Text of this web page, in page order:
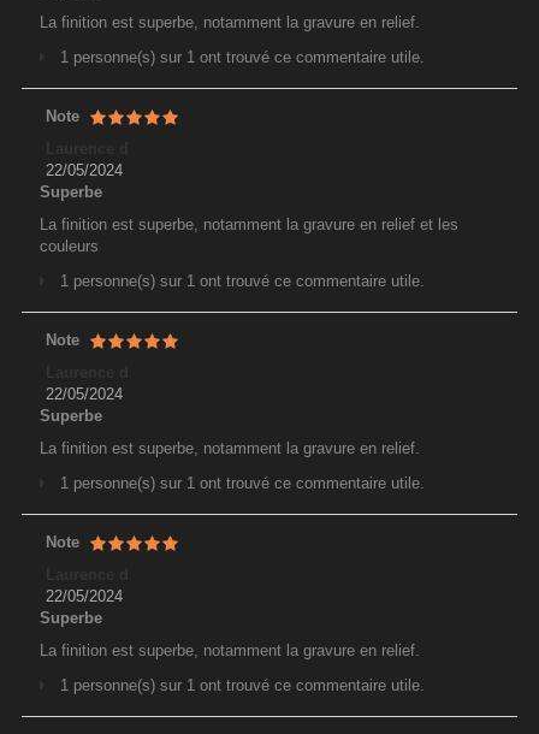
La finition est superbe, notamment la gravure en relief.
1 personne(s) sur 1 ont trouvé ce commentaire utile.
Note
22/05/2024
Superbe
La finition est superbe, notamment la gravure en relief et les
couleurs
1 personne(s) sur 1 ont trouvé ce commentaire utile.
Note
22/05/2024
Superbe
La finition est superbe, notamment la gravure en relief.
1 personne(s) sur 1 ont trouvé ce commentaire utile.
Note
22/05/2024
Superbe
La finition est superbe, notamment la gravure en relief.
1 personne(s) sur 1 ont trouvé ce commentaire utile.